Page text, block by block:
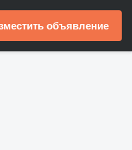
объявление